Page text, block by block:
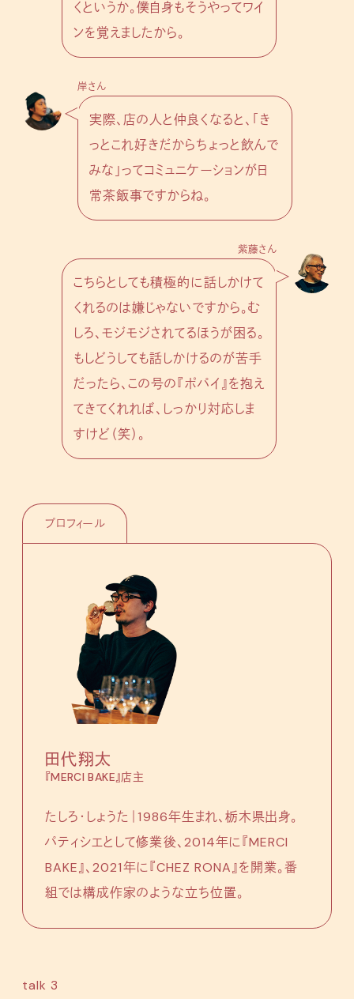
くというか。僕自身もそうやってワイ
ンを覚えましたから。
岸さん
実際、店の人と仲良くなると、「き
っとこれ好きだからちょっと飲んで
みな」ってコミュニケーションが日
常茶飯事ですからね。
紫藤さん
こちらとしても積極的に話しかけて
くれるのは嫌じゃないですから。む
しろ、モジモジされてるほうが困る。
もしどうしても話しかけるのが苦手
だったら、この号の『ポパイ』を抱え
てきてくれれば、しっかり対応しま
すけど（笑）。
プロフィール
田代翔太
『MERCI BAKE』店主
たしろ・しょうた｜1986年生まれ、栃木県出身。
パティシエとして修業後、2014年に『MERCI
BAKE』、2021年に『CHEZ RONA』を開業。番
組では構成作家のような立ち位置。
talk 3